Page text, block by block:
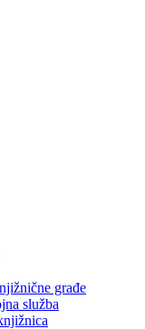
građe
služba